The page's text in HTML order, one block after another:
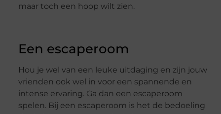
maar toch een hoop wilt zien.
Een escaperoom
Hou je wel van een leuke uitdaging en zijn jouw
vrienden ook wel in voor een spannende en
intense ervaring. Ga dan een escaperoom
spelen. Bij een escaperoom is het de bedoeling